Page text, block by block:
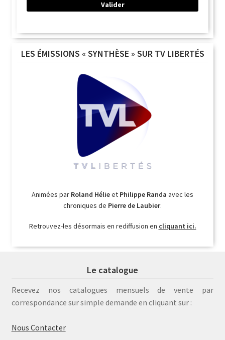
LES ÉMISSIONS « SYNTHÈSE » SUR TV LIBERTÉS
Animées par Roland Hélieet Philippe Randa avec les
chroniques de Pierre de Laubier.
Retrouvez-les désormais en rediffusion en cliquant ici.
Le catalogue
Recevez nos catalogues mensuels de vente par
correspondance sur simple demande en cliquant sur :
Nous Contacter